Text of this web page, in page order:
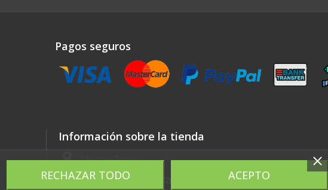
Pagos seguros
Información sobre la tienda
Electrikal Sound
Llámenos ahora:
RECHAZAR TODO ACEPTO